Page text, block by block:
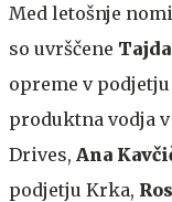
Med letošnje
so uvrščene
opreme v podjetju
produktna vodja
Drives, Ana
podjetju Krka,